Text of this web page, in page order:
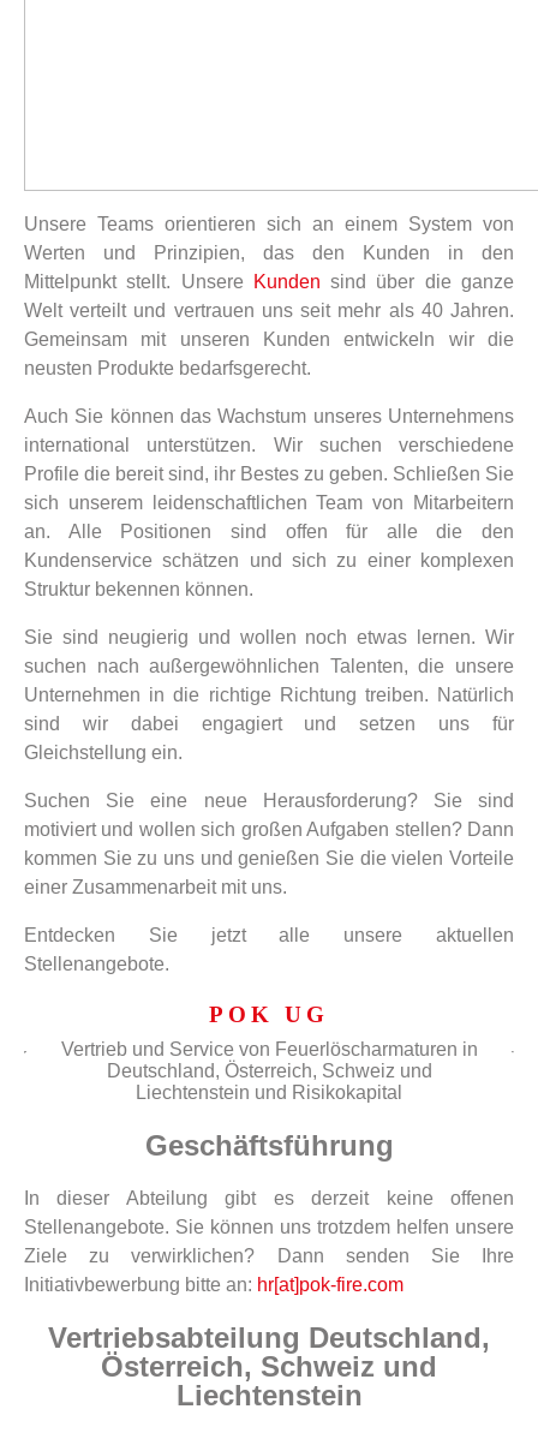
Unsere Teams orientieren sich an einem System von
Werten und Prinzipien, das den Kunden in den
Mittelpunkt stellt. Unsere
Kunden sind über die ganze
Welt verteilt und vertrauen uns seit mehr als 40 Jahren.
Gemeinsam mit unseren Kunden entwickeln wir die
neusten Produkte bedarfsgerecht.
Auch Sie können das Wachstum unseres Unternehmens
international unterstützen. Wir suchen verschiedene
Profile die bereit sind, ihr Bestes zu geben. Schließen Sie
sich unserem leidenschaftlichen Team von Mitarbeitern
an. Alle Positionen sind offen für alle die den
Kundenservice schätzen und sich zu einer komplexen
Struktur bekennen können.
Sie sind neugierig und wollen noch etwas lernen. Wir
suchen nach außergewöhnlichen Talenten, die unsere
Unternehmen in die richtige Richtung treiben. Natürlich
sind wir dabei engagiert und setzen uns für
Gleichstellung ein.
Suchen Sie eine neue Herausforderung? Sie sind
motiviert und wollen sich großen Aufgaben stellen? Dann
kommen Sie zu uns und genießen Sie die vielen Vorteile
einer Zusammenarbeit mit uns.
Entdecken Sie jetzt alle unsere aktuellen
Stellenangebote.
POK UG
Vertrieb und Service von Feuerlöscharmaturen in
Deutschland, Österreich, Schweiz und
Liechtenstein und Risikokapital
Geschäftsführung
In dieser Abteilung gibt es derzeit keine offenen
Stellenangebote. Sie können uns trotzdem helfen unsere
Ziele zu verwirklichen? Dann senden Sie Ihre
Initiativbewerbung bitte an: hr[at]pok-fire.com
Vertriebsabteilung Deutschland,
Österreich, Schweiz und
Liechtenstein